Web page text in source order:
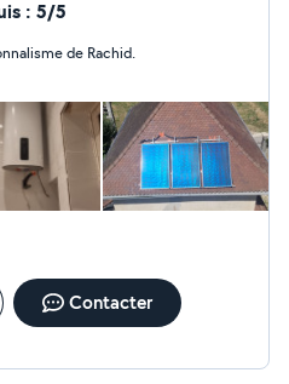
satisfait . C'est pour cela
pour vos travaux de
: 5/5
de Rachid.
Contacter